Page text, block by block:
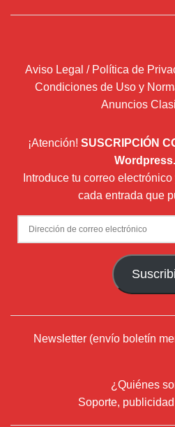
Aviso Legal / Política de
Condiciones de Uso y
Anuncios
¡Atención! SUSCRIPCIÓN
Introduce tu correo
cada entrada que
Dirección
de
Newsletter (envío boletín
¿Quiénes
Soporte,